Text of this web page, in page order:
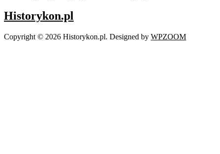
Historykon.pl
Copyright © 2026 Historykon.pl. Designed by WPZOOM